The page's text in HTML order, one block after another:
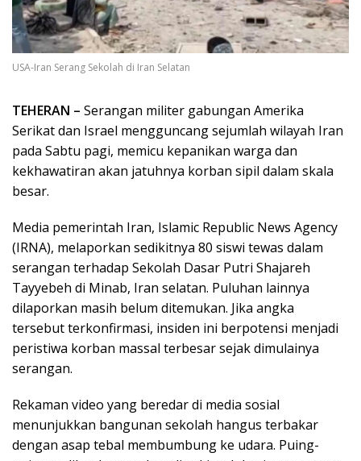
USA-Iran Serang Sekolah di Iran Selatan
TEHERAN – Serangan militer gabungan Amerika
Serikat dan Israel mengguncang sejumlah wilayah Iran
pada Sabtu pagi, memicu kepanikan warga dan
kekhawatiran akan jatuhnya korban sipil dalam skala
besar.
Media pemerintah Iran, Islamic Republic News Agency
(IRNA), melaporkan sedikitnya 80 siswi tewas dalam
serangan terhadap Sekolah Dasar Putri Shajareh
Tayyebeh di Minab, Iran selatan. Puluhan lainnya
dilaporkan masih belum ditemukan. Jika angka
tersebut terkonfirmasi, insiden ini berpotensi menjadi
peristiwa korban massal terbesar sejak dimulainya
serangan.
Rekaman video yang beredar di media sosial
menunjukkan bangunan sekolah hangus terbakar
dengan asap tebal membumbung ke udara. Puing-